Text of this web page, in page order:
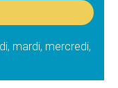
mardi, mercredi,